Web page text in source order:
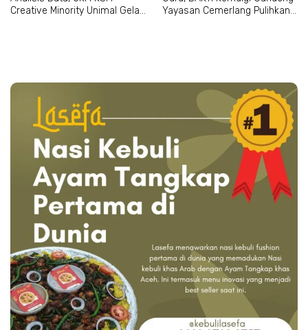
Creative Minority Unimal Gelar
Yayasan Cemerlang Pulihkan